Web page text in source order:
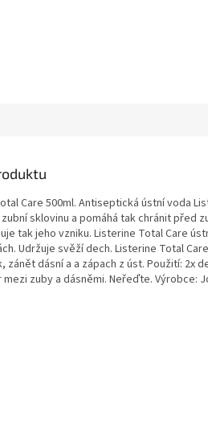
Care 500ml. Antiseptická ústní voda
sklovinu a pomáhá tak chránit před
tak jeho vzniku. Listerine Total Care
Udržuje svěží dech. Listerine Total
zánět dásní a a zápach z úst. Použití: 2x
zuby a dásněmi. Neřeďte. Výrobce: